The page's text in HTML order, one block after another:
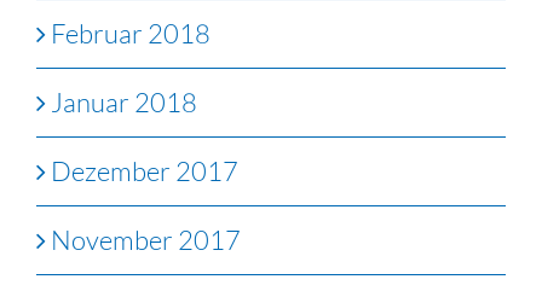
Februar 2018
Januar 2018
Dezember 2017
November 2017